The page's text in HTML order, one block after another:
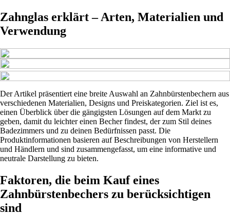
Zahnglas erklärt – Arten, Materialien und
Verwendung
Der Artikel präsentiert eine breite Auswahl an Zahnbürstenbechern aus
verschiedenen Materialien, Designs und Preiskategorien. Ziel ist es,
einen Überblick über die gängigsten Lösungen auf dem Markt zu
geben, damit du leichter einen Becher findest, der zum Stil deines
Badezimmers und zu deinen Bedürfnissen passt. Die
Produktinformationen basieren auf Beschreibungen von Herstellern
und Händlern und sind zusammengefasst, um eine informative und
neutrale Darstellung zu bieten.
Faktoren, die beim Kauf eines
Zahnbürstenbechers zu berücksichtigen
sind